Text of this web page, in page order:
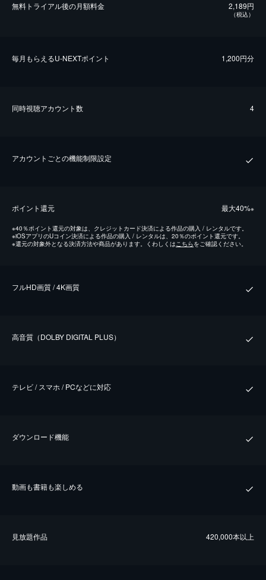
無料トライアル後の⽉額料金 2,189円
（税込）
毎⽉もらえるU-NEXTポイント 1,200円分
同時視聴アカウント数 4
アカウントごとの機能制限設定
ポイント還元 最⼤40%※
※40％ポイント還元の対象は、クレジットカード決済による作品の購入 / レンタルです。
※iOSアプリのUコイン決済による作品の購入 / レンタルは、20％のポイント還元です。
※還元の対象外となる決済方法や商品があります。くわしくはこちらをご確認ください。
フルHD画質 / 4K画質
⾼⾳質（DOLBY DIGITAL PLUS）
テレビ / スマホ / PCなどに対応
ダウンロード機能
動画も書籍も楽しめる
⾒放題作品 420,000本以上